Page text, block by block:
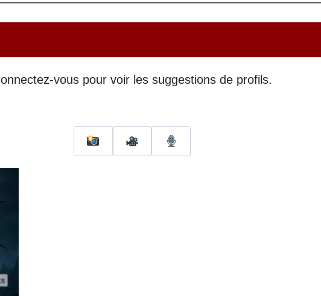
vous pour voir les suggestions de profils.